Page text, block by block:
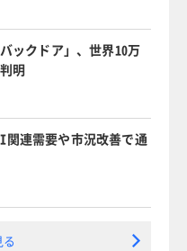
ックドア」、世界10万
明
連需要や市況改善で通